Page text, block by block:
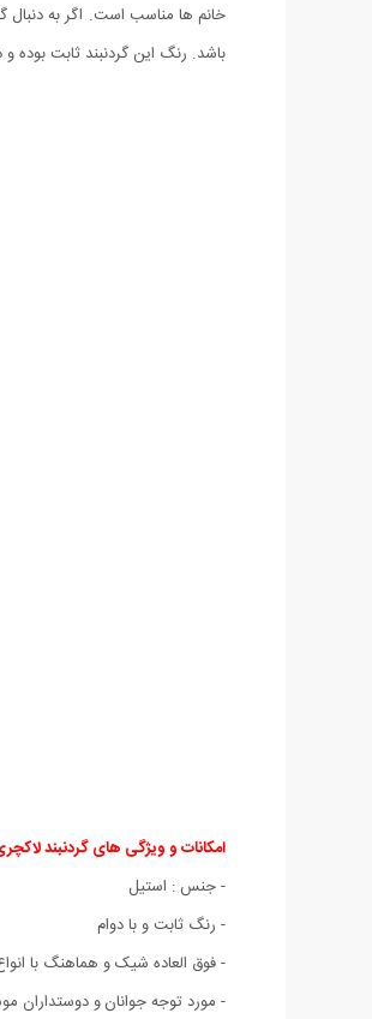
خانم ها مناسب است. اگر به دنبال
باشد. رنگ این گردنبند ثابت
امکانات و ویژگی های گردنبند
- جنس : استیل
- رنگ ثابت و با دوام
- فوق العاده شیک و هماهنگ با
- مورد توجه جوانانو دوستداران